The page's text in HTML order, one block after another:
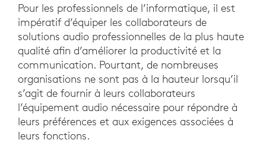
Pour les professionnels de l’informatique, il est
impératif d’équiper les collaborateurs de
solutions audio professionnelles de la plus haute
qualité afin d’améliorer la productivité et la
communication. Pourtant, de nombreuses
organisations ne sont pas à la hauteur lorsqu’il
s’agit de fournir à leurs collaborateurs
l’équipement audio nécessaire pour répondre à
leurs préférences et aux exigences associées à
leurs fonctions.